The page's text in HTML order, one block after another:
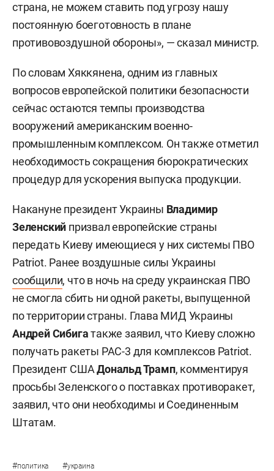
страна, не можем ставить под угрозу нашу
постоянную боеготовность в плане
противовоздушной обороны», — сказал министр.
По словам Хяккянена, одним из главных
вопросов европейской политики безопасности
сейчас остаются темпы производства
вооружений американским военно-
промышленным комплексом. Он также отметил
необходимость сокращения бюрократических
процедур для ускорения выпуска продукции.
Накануне президент Украины Владимир
Зеленский призвал европейские страны
передать Киеву имеющиеся у них системы ПВО
Patriot. Ранее воздушные силы Украины
сообщили, что в ночь на среду украинская ПВО
не смогла сбить ни одной ракеты, выпущенной
по территории страны. Глава МИД Украины
Андрей Сибигатакже заявил, что Киеву сложно
получать ракеты PAC-3 для комплексов Patriot.
Президент СШАДональд Трамп, комментируя
просьбы Зеленского о поставках противоракет,
заявил, что они необходимы и Соединенным
Штатам.
#политика #украина